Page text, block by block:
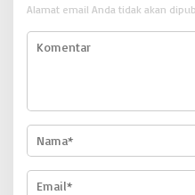
Alamat email Anda tidak akan